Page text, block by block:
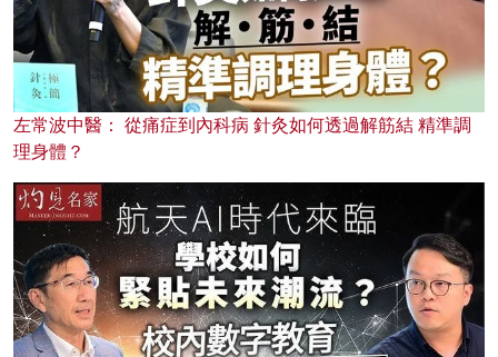
左常波中醫： 從痛症到內科病 針灸如何透過解筋結 精準調
理身體？